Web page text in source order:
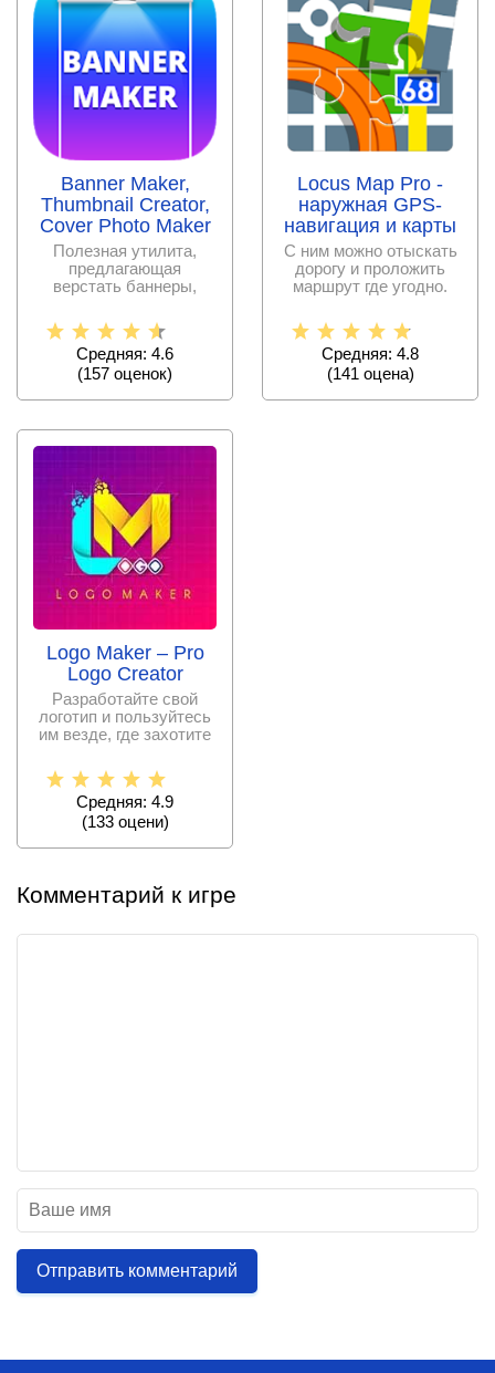
Banner Maker,
Thumbnail Creator,
Cover Photo Maker
Полезная утилита,
предлагающая
верстать баннеры,
листовки прямо
Средняя: 4.6
(157 оценок)
Locus Map Pro -
наружная GPS-
навигация и карты
С ним можно отыскать
дорогу и проложить
маршрут где угодно.
мобильное
Средняя: 4.8
(141 оценa)
Logo Maker – Pro
Logo Creator
Разработайте свой
логотип и пользуйтесь
им везде, где захотите
Средняя: 4.9
(133оцени)
Комментарий к игре
Отправить комментарий